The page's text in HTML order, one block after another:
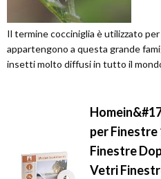
Il termine cocciniglia è utilizzato
appartengono a questa grande
insetti molto diffusi in tutto il
per
Finestre
Vetri